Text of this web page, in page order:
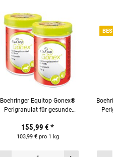
Boehringer Equitop Gonex®
Perlgranulat für gesunde
155,99 € *
103,99 € pro 1 kg